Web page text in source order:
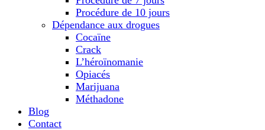
Procédure de 10 jours
Dépendance aux drogues
Cocaïne
Crack
L’héroïnomanie
Opiacés
Marijuana
Méthadone
Blog
Contact